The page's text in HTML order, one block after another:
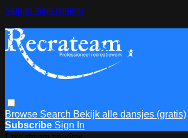
Skip to main content
Browse Search Bekijk alle dansjes (gratis)
Subscribe Sign In